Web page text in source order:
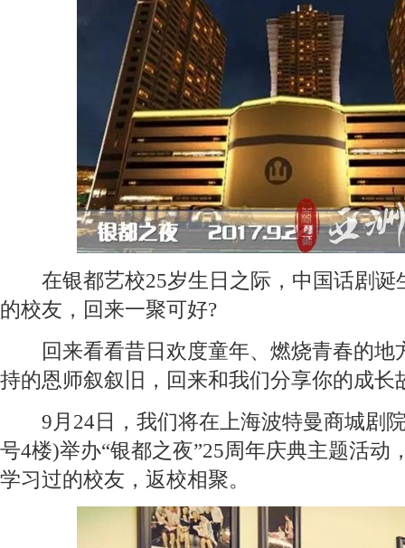
在银都艺校25岁生日之际，中国话剧诞
的校友，回来一聚可好?
回来看看昔日欢度童年、燃烧青春的地
持的恩师叙叙旧，回来和我们分享你的成长
9月24日，我们将在上海波特曼商城剧院
号4楼)举办“银都之夜”25周年庆典主题活动
学习过的校友，返校相聚。